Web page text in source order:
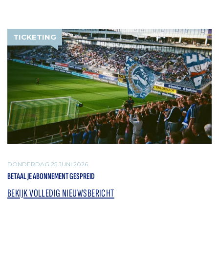
TICKETING
DONDERDAG 25 JUNI 2026
BETAAL JE ABONNEMENT GESPREID
BEKIJK VOLLEDIG NIEUWSBERICHT